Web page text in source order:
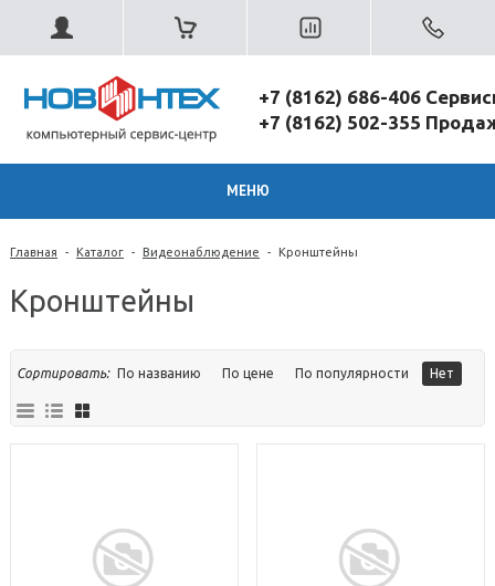
+7 (8162) 686-406
+7 (8162) 502-355
МЕНЮ
Главная - Каталог - Видеонаблюдение - Кронштейны
Кронштейны
Сортировать: По названию По цене По популярности Нет